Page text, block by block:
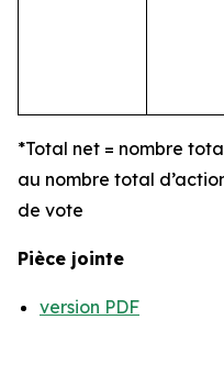
*Total net = nombre
au nombre total
de vote
Pièce jointe
version PDF